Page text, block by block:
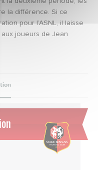
la différence. Si ce
pour l’ASNL, il laisse
joueurs de Jean